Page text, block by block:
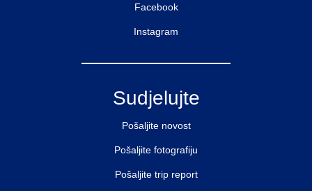
Facebook
Instagram
Sudjelujte
Pošaljite novost
Pošaljite fotografiju
Pošaljite trip report